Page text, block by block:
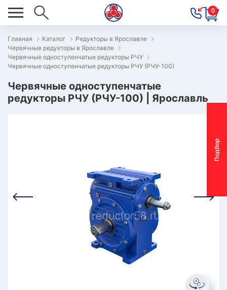
0
П
о
д
б
о
р
м
о
т
о
р
-
р
е
д
у
к
т
о
р
Главная Каталог
Редукторы в Ярославле
Червячные редукторы в Ярославле
Червячные одноступенчатые редукторы РЧУ
Червячные одноступенчатые редукторы РЧУ (РЧУ-100)
Червячные одноступенчатые
редукторы РЧУ (РЧУ-100) | Ярославль